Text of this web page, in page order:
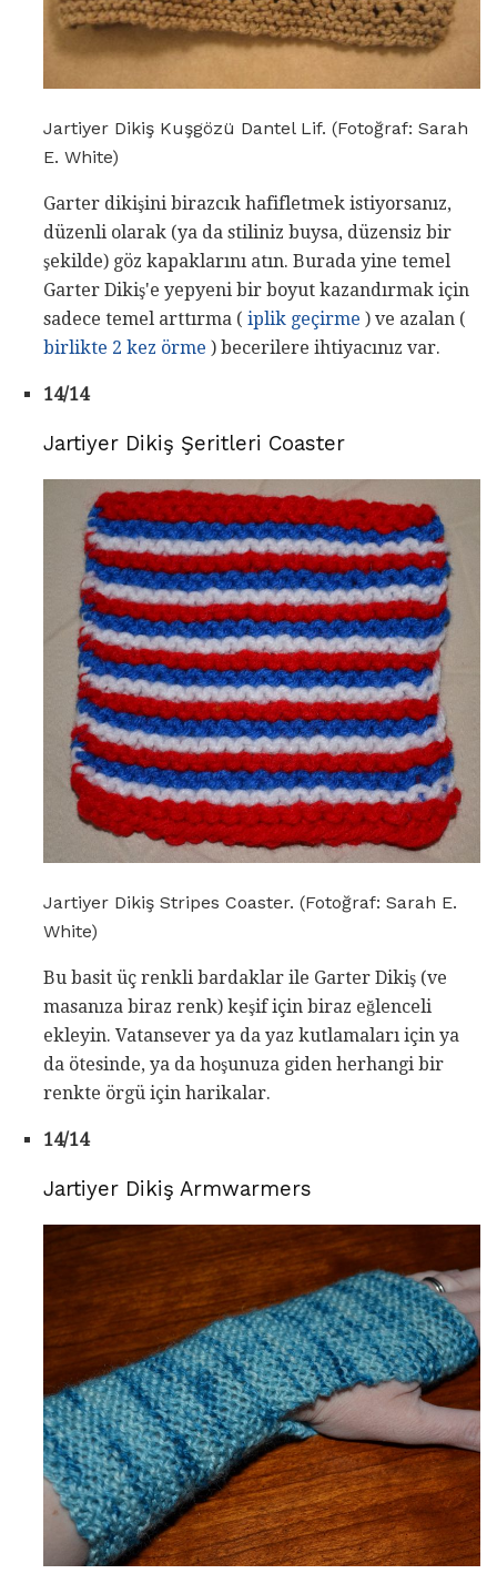
Jartiyer Dikiş Kuşgözü Dantel Lif. (Fotoğraf: Sarah
E. White)
Garter dikişini birazcık hafifletmek istiyorsanız,
düzenli olarak (ya da stiliniz buysa, düzensiz bir
şekilde) göz kapaklarını atın. Burada yine temel
Garter Dikiş'e yepyeni bir boyut kazandırmak için
sadece temel arttırma ( iplik geçirme ) ve azalan (
birlikte 2 kez örme ) becerilere ihtiyacınız var.
14/14
Jartiyer Dikiş Şeritleri Coaster
Jartiyer Dikiş Stripes Coaster. (Fotoğraf: Sarah E.
White)
Bu basit üç renkli bardaklar ile Garter Dikiş (ve
masanıza biraz renk) keşif için biraz eğlenceli
ekleyin. Vatansever ya da yaz kutlamaları için ya
da ötesinde, ya da hoşunuza giden herhangi bir
renkte örgü için harikalar.
14/14
Jartiyer Dikiş Armwarmers